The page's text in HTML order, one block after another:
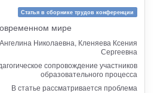
Статья в сборнике трудов конференции
мире
Николаевна, Кленяева Ксения
Сергеевна
сопровождение участников
образовательного процесса
В статье рассматривается проблема